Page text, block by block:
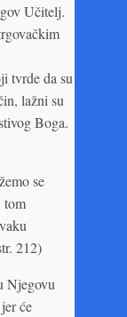
Učitelj.
tvrde da su
lažni su
Boga.
se
tom
212)
Njegovu
će